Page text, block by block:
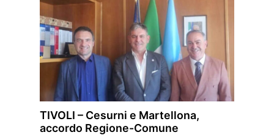
TIVOLI – Cesurni e Martellona,
accordo Regione-Comune